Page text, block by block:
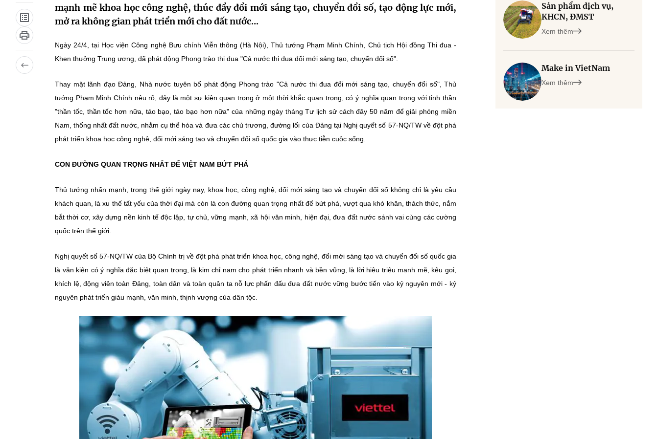
mạnh mẽ khoa học công nghệ, thúc đẩy đổi mới sáng tạo, chuyển đổi số, tạo động lực mới,
mở ra không gian phát triển mới cho đất nước...
Ngày 24/4, tại Học viện Công nghệ Bưu chính Viễn thông (Hà Nội), Thủ tướng Phạm Minh Chính, Chủ tịch Hội đồng Thi đua -
Khen thưởng Trung ương, đã phát động Phong trào thi đua "Cả nước thi đua đổi mới sáng tạo, chuyển đổi số".
Thay mặt lãnh đạo Đảng, Nhà nước tuyên bố phát động Phong trào "Cả nước thi đua đổi mới sáng tạo, chuyển đổi số", Thủ
tướng Phạm Minh Chính nêu rõ, đây là một sự kiện quan trọng ở một thời khắc quan trọng, có ý nghĩa quan trọng với tinh thần
"thần tốc, thần tốc hơn nữa, táo bạo, táo bạo hơn nữa" của những ngày tháng Tư lịch sử cách đây 50 năm để giải phóng miền
Nam, thống nhất đất nước, nhằm cụ thể hóa và đưa các chủ trương, đường lối của Đảng tại Nghị quyết số 57-NQ/TW về đột phá
phát triển khoa học công nghệ, đổi mới sáng tạo và chuyển đổi số quốc gia vào thực tiễn cuộc sống.
CON ĐƯỜNG QUAN TRỌNG NHẤT ĐỂ VIỆT NAM BỨT PHÁ
Thủ tướng nhấn mạnh, trong thế giới ngày nay, khoa học, công nghệ, đổi mới sáng tạo và chuyển đổi số không chỉ là yêu cầu
khách quan, là xu thế tất yếu của thời đại mà còn là con đường quan trọng nhất để bứt phá, vượt qua khó khăn, thách thức, nắm
bắt thời cơ, xây dựng nền kinh tế độc lập, tự chủ, vững mạnh, xã hội văn minh, hiện đại, đưa đất nước sánh vai cùng các cường
quốc trên thế giới.
Nghị quyết số 57-NQ/TW của Bộ Chính trị về đột phá phát triển khoa học, công nghệ, đổi mới sáng tạo và chuyển đổi số quốc gia
là văn kiện có ý nghĩa đặc biệt quan trọng, là kim chỉ nam cho phát triển nhanh và bền vững, là lời hiệu triệu mạnh mẽ, kêu gọi,
khích lệ, động viên toàn Đảng, toàn dân và toàn quân ta nỗ lực phấn đấu đưa đất nước vững bước tiến vào kỷ nguyên mới - kỷ
nguyên phát triển giàu mạnh, văn minh, thịnh vượng của dân tộc.
Sản phẩm dịch vụ,
KHCN, ĐMST
Xem thêm
Make in VietNam
Xem thêm